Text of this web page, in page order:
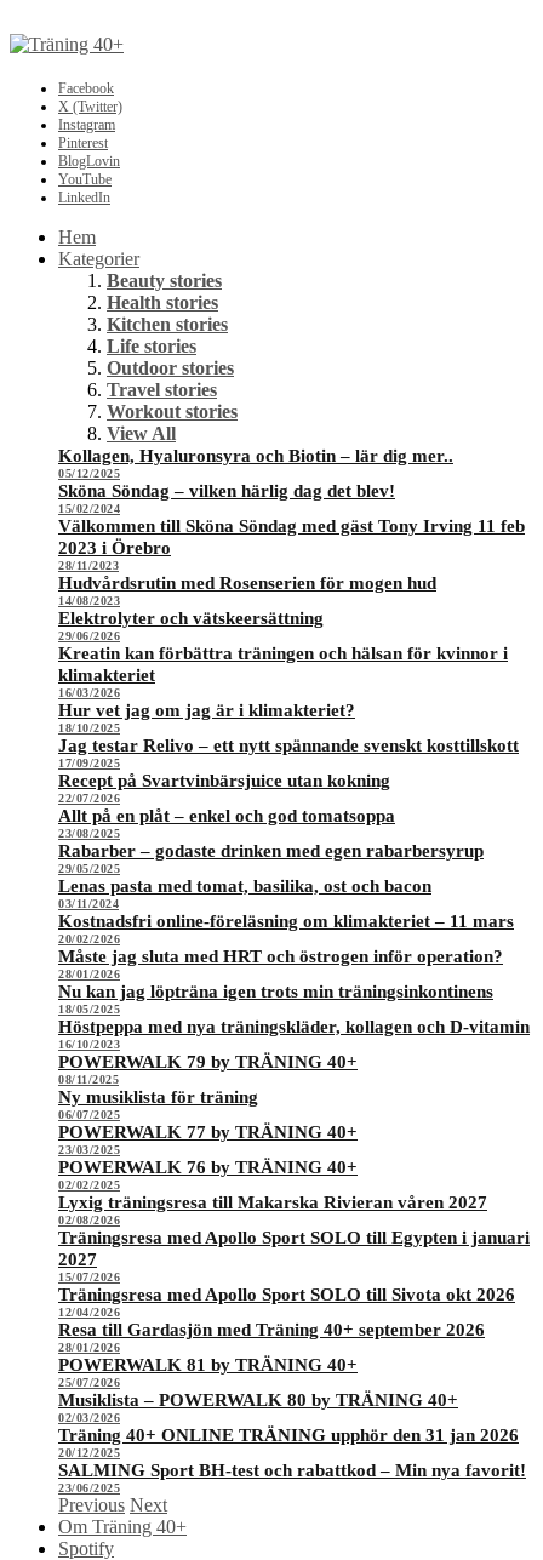
Facebook
X (Twitter)
Instagram
Pinterest
BlogLovin
YouTube
LinkedIn
Hem
Kategorier
Beauty stories
Health stories
Kitchen stories
Life stories
Outdoor stories
Travel stories
Workout stories
View All
Kollagen, Hyaluronsyra och Biotin – lär dig mer..
05/12/2025
Sköna Söndag – vilken härlig dag det blev!
15/02/2024
Välkommen till Sköna Söndag med gäst Tony Irving 11 feb
2023 i Örebro
28/11/2023
Hudvårdsrutin med Rosenserien för mogen hud
14/08/2023
Elektrolyter och vätskeersättning
29/06/2026
Kreatin kan förbättra träningen och hälsan för kvinnor i
klimakteriet
16/03/2026
Hur vet jag om jag är i klimakteriet?
18/10/2025
Jag testar Relivo – ett nytt spännande svenskt kosttillskott
17/09/2025
Recept på Svartvinbärsjuice utan kokning
22/07/2026
Allt på en plåt – enkel och god tomatsoppa
23/08/2025
Rabarber – godaste drinken med egen rabarbersyrup
29/05/2025
Lenas pasta med tomat, basilika, ost och bacon
03/11/2024
Kostnadsfri online-föreläsning om klimakteriet – 11 mars
20/02/2026
Måste jag sluta med HRT och östrogen inför operation?
28/01/2026
Nu kan jag löpträna igen trots min träningsinkontinens
18/05/2025
Höstpeppa med nya träningskläder, kollagen och D-vitamin
16/10/2023
POWERWALK 79 by TRÄNING 40+
08/11/2025
Ny musiklista för träning
06/07/2025
POWERWALK 77 by TRÄNING 40+
23/03/2025
POWERWALK 76 by TRÄNING 40+
02/02/2025
Lyxig träningsresa till Makarska Rivieran våren 2027
02/08/2026
Träningsresa med Apollo Sport SOLO till Egypten i januari
2027
15/07/2026
Träningsresa med Apollo Sport SOLO till Sivota okt 2026
12/04/2026
Resa till Gardasjön med Träning 40+ september 2026
28/01/2026
POWERWALK 81 by TRÄNING 40+
25/07/2026
Musiklista – POWERWALK 80 by TRÄNING 40+
02/03/2026
Träning 40+ ONLINE TRÄNING upphör den 31 jan 2026
20/12/2025
SALMING Sport BH-test och rabattkod – Min nya favorit!
23/06/2025
Previous Next
Om Träning 40+
Spotify